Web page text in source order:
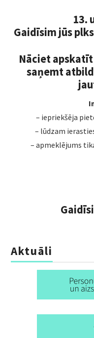
13.
Gaidīsim jūs
Nāciet
saņemt
– iepriekšēja
– lūdzam
– apmeklējums
Aktuāli